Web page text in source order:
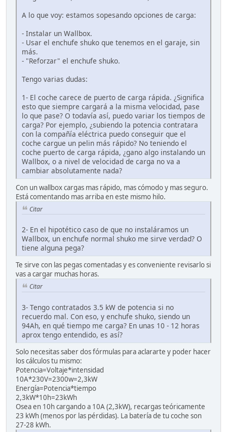
A lo que voy: estamos sopesando opciones de carga:
- Instalar un Wallbox.
- Usar el enchufe shuko que tenemos en el garaje, sin
más.
- "Reforzar" el enchufe shuko.
Tengo varias dudas:
1- El coche carece de puerto de carga rápida. ¿Significa
esto que siempre cargará a la misma velocidad, pase
lo que pase? O todavía así, puedo variar los tiempos de
carga? Por ejemplo, ¿subiendo la potencia contratara
con la compañía eléctrica puedo conseguir que el
coche cargue un pelin más rápido? No teniendo el
coche puerto de carga rápida, ¿gano algo instalando un
Wallbox, o a nivel de velocidad de carga no va a
cambiar absolutamente nada?
Con un wallbox cargas mas rápido, mas cómodo y mas seguro.
Está comentando mas arriba en este mismo hilo.
Citar
2- En el hipotético caso de que no instaláramos un
Wallbox, un enchufe normal shuko me sirve verdad? O
tiene alguna pega?
Te sirve con las pegas comentadas y es conveniente revisarlo si
vas a cargar muchas horas.
Citar
3- Tengo contratados 3.5 kW de potencia si no
recuerdo mal. Con eso, y enchufe shuko, siendo un
94Ah, en qué tiempo me carga? En unas 10 - 12 horas
aprox tengo entendido, es así?
Solo necesitas saber dos fórmulas para aclararte y poder hacer
los cálculos tu mismo:
Potencia=Voltaje*intensidad
10A*230V=2300w=2,3kW
Energía=Potencia*tiempo
2,3kW*10h=23kWh
Osea en 10h cargando a 10A (2,3kW), recargas teóricamente
23 kWh (menos por las pérdidas). La batería de tu coche son
27-28 kWh.